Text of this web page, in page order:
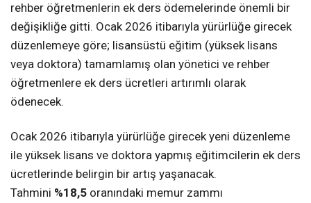
rehber öğretmenlerin ek ders ödemelerinde önemli bir
değişikliğe gitti. Ocak 2026 itibarıyla yürürlüğe girecek
düzenlemeye göre; lisansüstü eğitim (yüksek lisans
veya doktora) tamamlamış olan yönetici ve rehber
öğretmenlere ek ders ücretleri artırımlı olarak
ödenecek.
Ocak 2026 itibarıyla yürürlüğe girecek yeni düzenleme
ile yüksek lisans ve doktora yapmış eğitimcilerin ek ders
ücretlerinde belirgin bir artış yaşanacak.
Tahmini %18,5 oranındaki memur zammı